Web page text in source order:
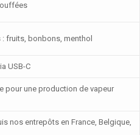
: fruits, bonbons, menthol
USB-C
pour une production de vapeur
nos entrepôts en France, Belgique,